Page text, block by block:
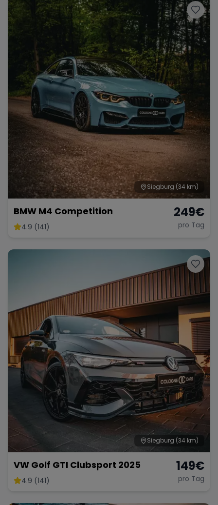
Siegburg (34 km)
BMW M4 Competition
4.9 (141)
249€
pro Tag
Siegburg (34 km)
VW Golf GTI Clubsport 2025
4.9 (141)
149€
pro Tag